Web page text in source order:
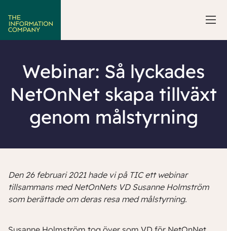
Webinar: Så lyckades
NetOnNet skapa tillväxt
genom målstyrning
Den 26 februari 2021 hade vi på TIC ett webinar
tillsammans med NetOnNets VD Susanne Holmström
som berättade om deras resa med målstyrning.